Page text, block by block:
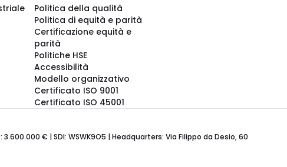
Politica della qualità
Politica di equità e parità
Certificazione equità e
parità
Politiche HSE
Accessibilità
Modello organizzativo
Certificato ISO 9001
Certificato ISO 45001
3.600.000 € | SDI: WSWK9O5 | Headquarters: Via Filippo da Desio, 60